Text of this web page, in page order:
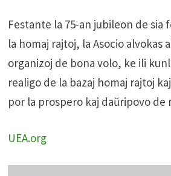
Festante la 75-an jubileon de sia
la homaj rajtoj, la Asocio alvokas
organizoj de bona volo, ke ili
realigo de la bazaj homaj rajtoj
por la prospero kaj daŭripovo de
UEA.org